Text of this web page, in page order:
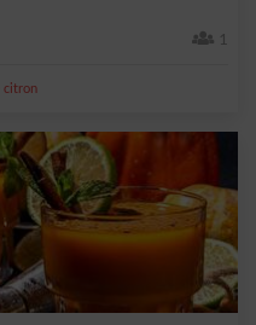
1
citron